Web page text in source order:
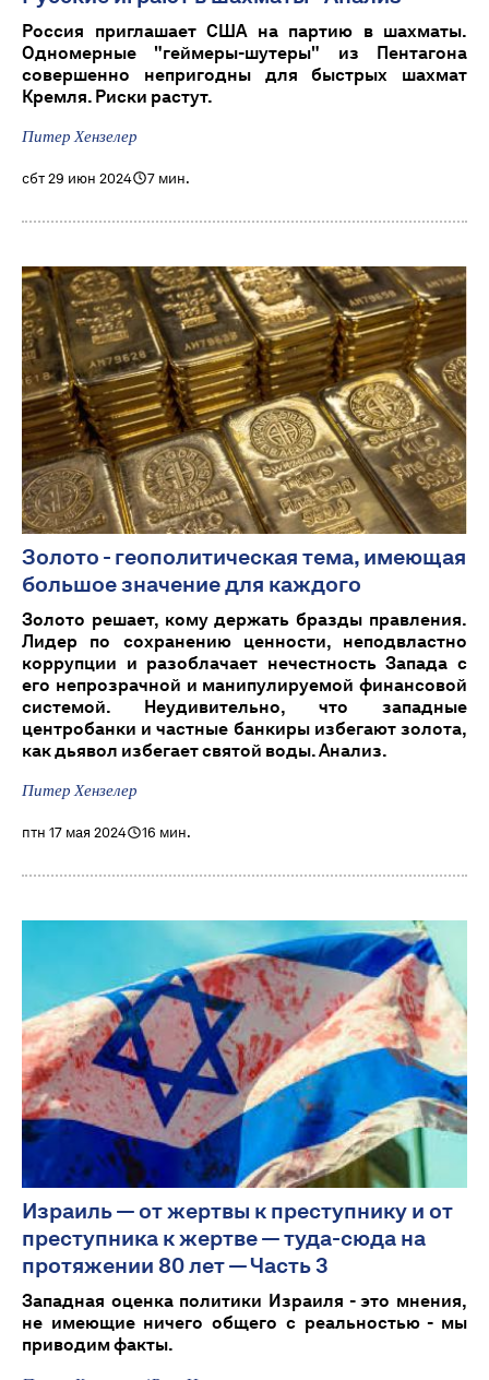
Россия приглашает США на партию в шахматы.
Одномерные "геймеры-шутеры" из Пентагона
совершенно непригодны для быстрых шахмат
Кремля. Риски растут.
Питер Хензелер
сбт 29 июн 2024 7 мин.
Золото - геополитическая тема, имеющая
большое значение для каждого
Золото решает, кому держать бразды правления.
Лидер по сохранению ценности, неподвластно
коррупции и разоблачает нечестность Запада с
его непрозрачной и манипулируемой финансовой
системой. Неудивительно, что западные
центробанки и частные банкиры избегают золота,
как дьявол избегает святой воды. Анализ.
Питер Хензелер
птн 17 мая 2024 16 мин.
Израиль — от жертвы к преступнику и от
преступника к жертве — туда-сюда на
протяжении 80 лет — Часть 3
Западная оценка политики Израиля - это мнения,
не имеющие ничего общего с реальностью - мы
приводим факты.